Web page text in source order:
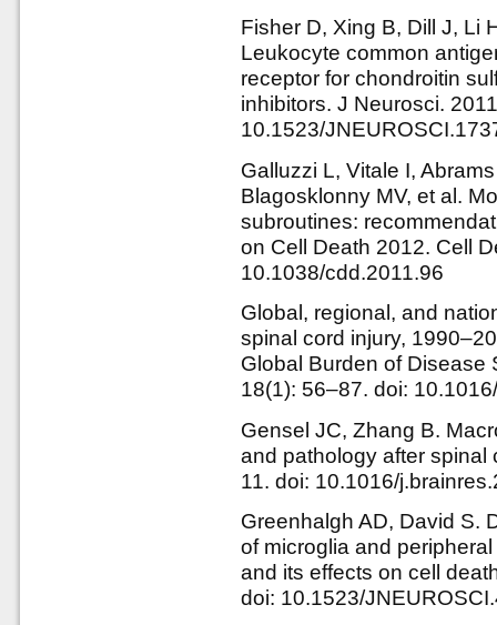
Fisher D, Xing B, Dill J, Li
Leukocyte common
receptor for chondroitin
inhibitors. J Neurosci.
10.1523/
Galluzzi L, Vitale I,
Blagosklonny MV, et al.
subroutines:
on Cell Death 2012. Cell
10.1038/cdd.2011.96
Global, regional, and
spinal cord injury,
Global Burden of Disease
18(1): 56–87. doi:
Gensel JC, Zhang B.
and pathology after spinal
11. doi: 10.1016/
Greenhalgh AD, David S.
of microglia and
and its effects on cell
doi: 10.1523/